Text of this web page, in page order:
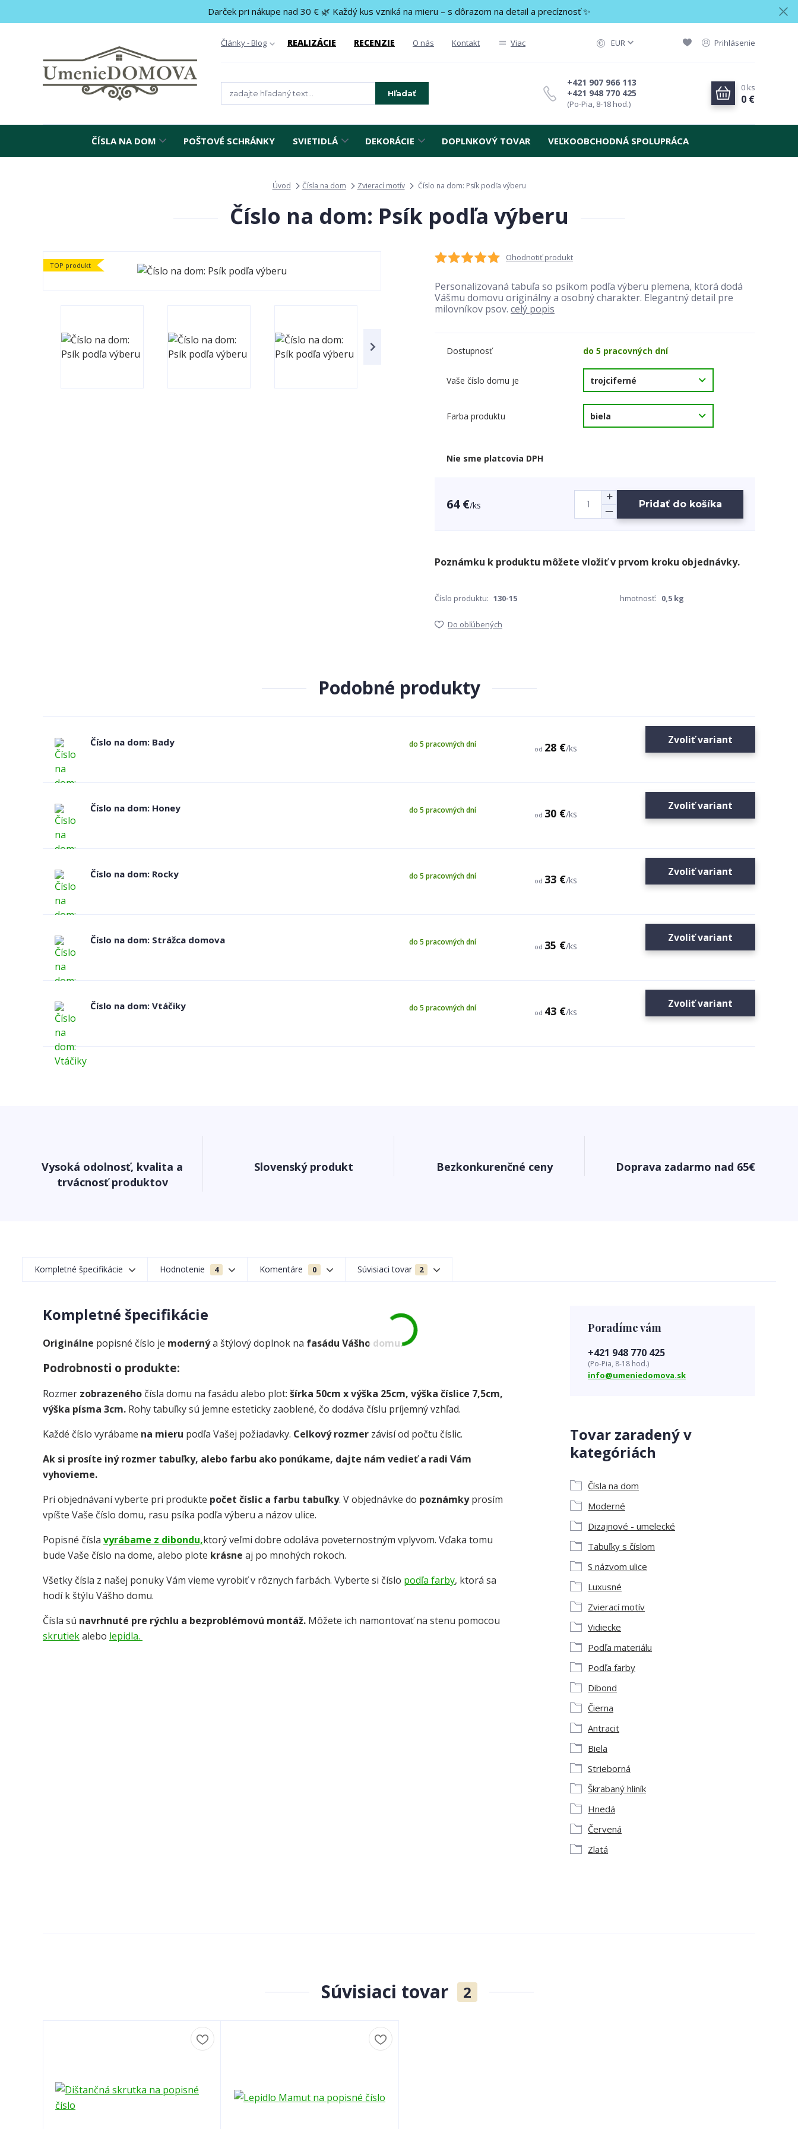
Darček pri nákupe nad 30 € 🌿 Každý kus vzniká na mieru – s dôrazom na detail a precíznosť ✨
Články - Blog REALIZÁCIE RECENZIE O nás Kontakt Viac EUR Prihlásenie
Hľadať +421 948 770 425
+421 907 966 113
(Po-Pia, 8-18 hod.)
0 ks
0 €
ČÍSLA NA DOM POŠTOVÉ SCHRÁNKY SVIETIDLÁ DEKORÁCIE DOPLNKOVÝ TOVAR VEĽKOOBCHODNÁ SPOLUPRÁCA
Úvod Čísla na dom Zvierací motív Číslo na dom: Psík podľa výberu
Číslo na dom: Psík podľa výberu
TOP produkt
Ohodnotiť produkt
Personalizovaná tabuľa so psíkom podľa výberu plemena, ktorá dodá
Vášmu domovu originálny a osobný charakter. Elegantný detail pre
milovníkov psov. celý popis
Dostupnosť do 5 pracovných dní
Vaše číslo domu je
Farba produktu
Nie sme platcovia DPH
64 €/ks Pridať do košíka
Číslo produktu: 130-15 hmotnosť: 0,5 kg
Do obľúbených
Podobné produkty
Číslo na dom: Bady
od 28 €/ks
do 5 pracovných dní Zvoliť variant
Číslo na dom: Honey
od 30 €/ks
do 5 pracovných dní Zvoliť variant
Číslo na dom: Rocky
od 33 €/ks
do 5 pracovných dní Zvoliť variant
Číslo na dom: Strážca domova
od 35 €/ks
do 5 pracovných dní Zvoliť variant
Číslo na dom: Vtáčiky
od 43 €/ks
do 5 pracovných dní Zvoliť variant
Vysoká odolnosť, kvalita a
trvácnosť produktov
Slovenský produkt Bezkonkurenčné ceny Doprava zadarmo nad 65€
Kompletné špecifikácie Hodnotenie 4 Komentáre 0 Súvisiaci tovar 2
Kompletné špecifikácie
Originálne popisné číslo je modernýa štýlový doplnok na fasádu Vášho domu.
Podrobnosti o produkte:
Rozmer zobrazeného čísla domu na fasádu alebo plot: šírka 50cm x výška 25cm, výška číslice 7,5cm,
výška písma 3cm. Rohy tabuľky sú jemne esteticky zaoblené, čo dodáva číslu príjemný vzhľad.
Každé číslo vyrábame na mieru podľa Vašej požiadavky. Celkový rozmer závisí od počtu číslic.
Ak si prosíte iný rozmer tabuľky, alebo farbu ako ponúkame, dajte nám vedieť a radi Vám
vyhovieme.
Pri objednávaní vyberte pri produkte počet číslic a farbu tabuľky. V objednávke do poznámkyprosím
vpíšte Vaše číslo domu, rasu psíka podľa výberu a názov ulice.
Popisné čísla vyrábame z dibondu,ktorý veľmi dobre odoláva poveternostným vplyvom. Vďaka tomu
bude Vaše číslo na dome, alebo plote krásne aj po mnohých rokoch.
Všetky čísla z našej ponuky Vám vieme vyrobiť v rôznych farbách. Vyberte si číslo podľa farby, ktorá sa
hodí k štýlu Vášho domu.
Čísla sú navrhnuté pre rýchlu a bezproblémovú montáž. Môžete ich namontovať na stenu pomocou
skrutiekalebo lepidla.
Tovar zaradený v
kategóriách
Čísla na dom
Moderné
Dizajnové - umelecké
Tabuľky s číslom
S názvom ulice
Luxusné
Zvierací motív
Vidiecke
Podľa materiálu
Podľa farby
Dibond
Čierna
Antracit
Biela
Strieborná
Škrabaný hliník
Hnedá
Červená
Zlatá
Poradíme vám
+421 948 770 425
(Po-Pia, 8-18 hod.)
info@umeniedomova.sk
Súvisiaci tovar 2